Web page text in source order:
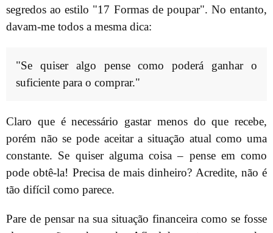
segredos ao estilo "17 Formas de poupar". No entanto,
davam-me todos a mesma dica:
"Se quiser algo pense como poderá ganhar o
suficiente para o comprar."
Claro que é necessário gastar menos do que recebe,
porém não se pode aceitar a situação atual como uma
constante. Se quiser alguma coisa – pense em como
pode obtê-la! Precisa de mais dinheiro? Acredite, não é
tão difícil como parece.
Pare de pensar na sua situação financeira como se fosse